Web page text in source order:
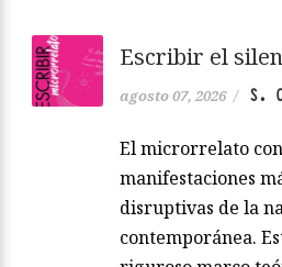
Escribir el
agosto 07, 2026 / S.
El microrrelato
manifestaciones
disruptivas de la
contemporánea.